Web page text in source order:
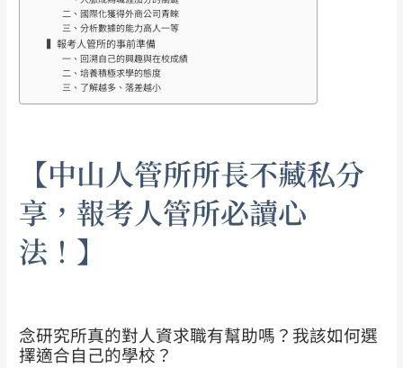
二、國際化獲得外商公司青睞
三、分析數據的能力高人一等
▍報考人管所的事前準備
一、回溯自己的興趣與在校成績
二、培養積極求學的態度
三、了解越多、落差越小
【中山人管所所長不藏私分
享，報考人管所必讀心
法！】
念研究所真的對人資求職有幫助嗎？我該如何選
擇適合自己的學校？